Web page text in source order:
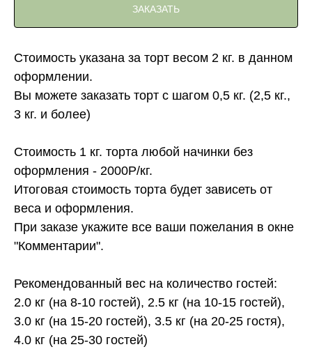
ЗАКАЗАТЬ
Стоимость указана за торт весом 2 кг. в данном
оформлении.
Вы можете заказать торт с шагом 0,5 кг. (2,5 кг.,
3 кг. и более)
Стоимость 1 кг. торта любой начинки без
оформления - 2000Р/кг.
Итоговая стоимость торта будет зависеть от
веса и оформления.
При заказе укажите все ваши пожелания в окне
"Комментарии".
Рекомендованный вес на количество гостей:
2.0 кг (на 8-10 гостей), 2.5 кг (на 10-15 гостей),
3.0 кг (на 15-20 гостей), 3.5 кг (на 20-25 гостя),
4.0 кг (на 25-30 гостей)